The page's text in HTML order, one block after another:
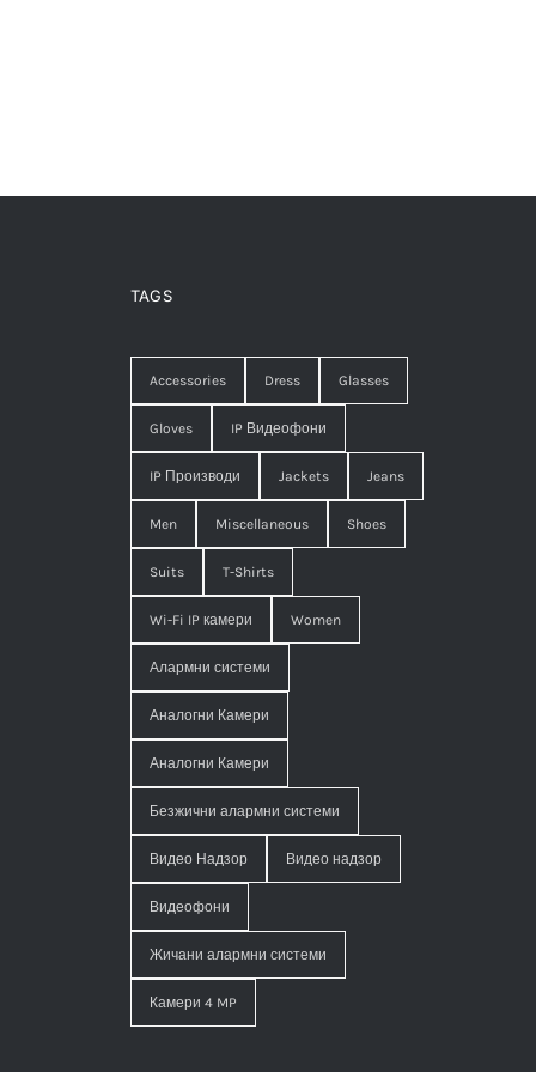
TAGS
Accessories Dress Glasses
Gloves IP Видеофони
IP Производи Jackets Jeans
Men Miscellaneous Shoes
Suits T-Shirts
Wi-Fi IP камери Women
Алармни системи
Аналогни Камери
Аналогни Камери
Безжични алармни системи
Видео Надзор Видео надзор
Видеофони
Жичани алармни системи
Камери 4 MP